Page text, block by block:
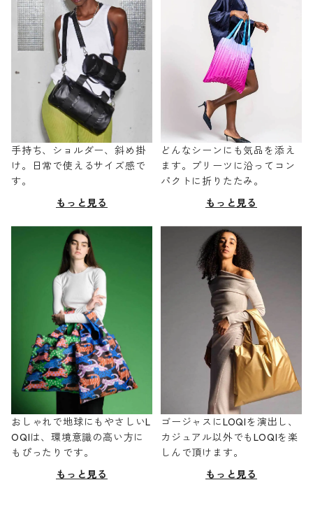
手持ち、ショルダー、斜め掛
け。日常で使えるサイズ感で
す。
もっと見る
どんなシーンにも気品を添え
ます。プリーツに沿ってコン
パクトに折りたたみ。
もっと見る
おしゃれで地球にもやさしいL
OQIは、環境意識の高い方に
もぴったりです。
もっと見る
ゴージャスにLOQIを演出し、
カジュアル以外でもLOQIを楽
しんで頂けます。
もっと見る